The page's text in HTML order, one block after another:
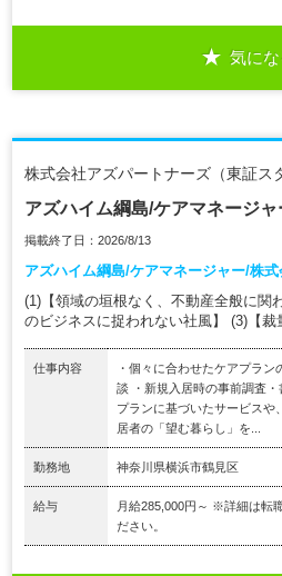
気にな
株式会社アズパートナーズ（東証ス
アズハイム綱島/ケアマネージャ
掲載終了日：2026/8/13
アズハイム綱島/ケアマネージャー/株
(1)【領域の垣根なく、不動産全般に関
のビジネスに捉われない社風】 (3)【裁
仕事内容
・個々に合わせたケアプラ
談 ・新規入居時の事前調査
プランに基づいたサービスや
居者の「望む暮らし」を...
勤務地 神奈川県横浜市鶴見区
給与
月給285,000円～ ※詳細は転
ださい。